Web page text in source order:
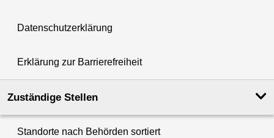
Datenschutzerklärung
Erklärung zur Barrierefreiheit
Zuständige Stellen
Standorte nach Behörden sortiert